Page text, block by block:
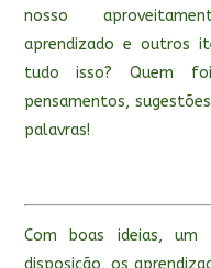
nosso
aprendizado e outros
tudo isso? Quem
pensamentos,
palavras!
Com boas ideias,
disposição, os